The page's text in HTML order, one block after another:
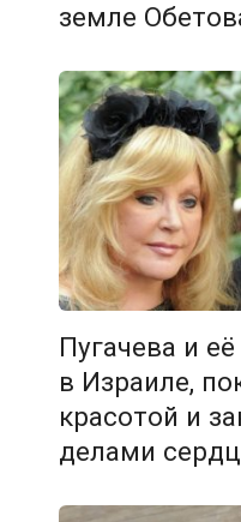
земле
Пугачева и
в Израиле,
красотой и
делами